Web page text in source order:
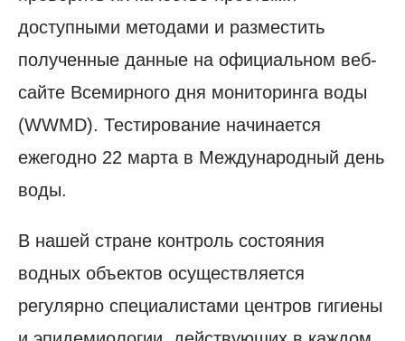
доступными методами и разместить
полученные данные на официальном веб-
сайте Всемирного дня мониторинга воды
(WWMD). Тестирование начинается
ежегодно 22 марта в Международный день
воды.
В нашей стране контроль состояния
водных объектов осуществляется
регулярно специалистами центров гигиены